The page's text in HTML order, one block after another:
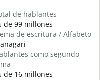
de hablantes
de 99 millones
de escritura / Alfabeto
como segundo
de 16 millones